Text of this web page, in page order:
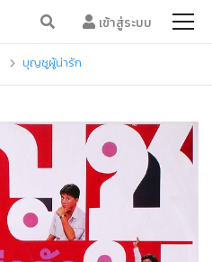
เข้าสู่ระบบ
บุญชูผู้น่ารัก